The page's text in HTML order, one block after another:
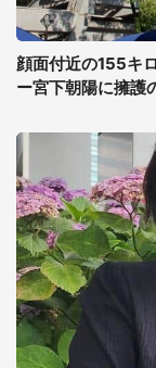
顔面付近の155キ
ー宮下朝陽に擁護